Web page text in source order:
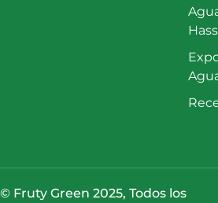
Hass
© Fruty Green 2025, Todos los